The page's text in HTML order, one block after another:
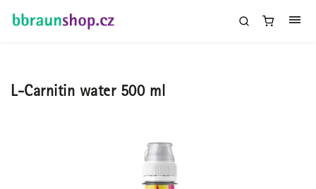
L-Carnitin water 500 ml